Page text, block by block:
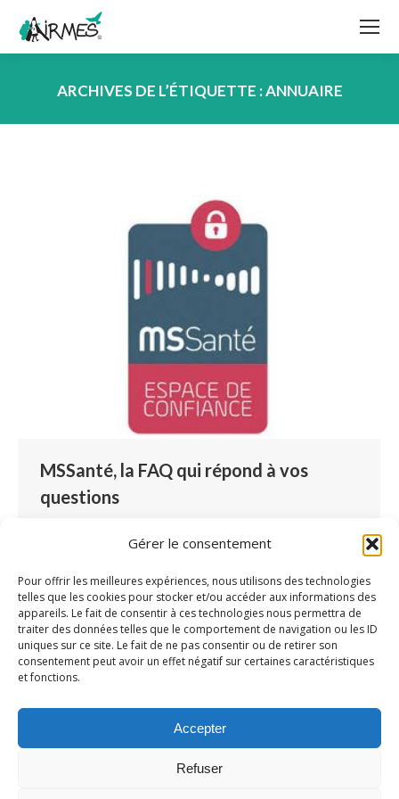
Gérer le consentement
Pour offrir les meilleures expériences, nous utilisons des technologies
telles que les cookies pour stocker et/ou accéder aux informations des
appareils. Le fait de consentir à ces technologies nous permettra de
traiter des données telles que le comportement de navigation ou les ID
uniques sur ce site. Le fait de ne pas consentir ou de retirer son
consentement peut avoir un effet négatif sur certaines caractéristiques
et fonctions.
Accepter
Refuser
ARCHIVES DE L’ÉTIQUETTE :ANNUAIRE
MSSanté, la FAQ qui répond à vos
questions
Laisser un commentaire
Nous vous en parlions ici, les messageries
sécurisées de santé intègrent l’espace de
confiance défini par l’ANS pour le secteur de la
santé, dont fait partie le médico-social et le
social. Les messageries sécurisées de santé
numérique en santé définie par l’ANS. Airmes
s’y conforme progressivement…